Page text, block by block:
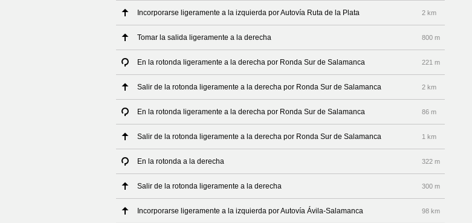
Incorporarse ligeramente a la izquierda por Autovía Ruta de la Plata 2 km
Tomar la salida ligeramente a la derecha 800 m
En la rotonda ligeramente a la derecha por Ronda Sur de Salamanca 221 m
Salir de la rotonda ligeramente a la derecha por Ronda Sur de Salamanca 2 km
En la rotonda ligeramente a la derecha por Ronda Sur de Salamanca 86 m
Salir de la rotonda ligeramente a la derecha por Ronda Sur de Salamanca 1 km
En la rotonda a la derecha 322 m
Salir de la rotonda ligeramente a la derecha 300 m
Incorporarse ligeramente a la izquierda por Autovía Ávila-Salamanca 98 km